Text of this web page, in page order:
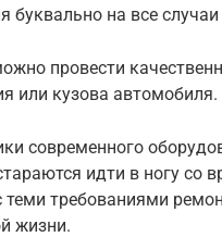
буквально на все
провести
или кузова автомобиля.
современного
идти в ногу со
теми требованиями
жизни.